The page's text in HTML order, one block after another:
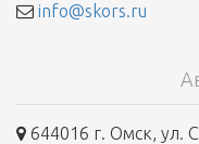
info@skors.ru
644016 г. Омск, ул.